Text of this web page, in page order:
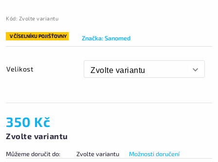
Kód: Zvolte variantu
V ČÍSELNÍKU POJIŠŤOVNY Značka:Sanomed
Velikost
350 Kč
Zvolte variantu
Můžeme doručit do: Zvolte variantu Možnosti doručení